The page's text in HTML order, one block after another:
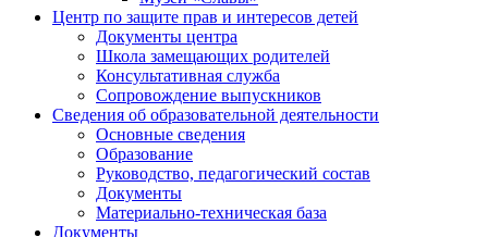
Центр по защите прав и интересов детей
Документы центра
Школа замещающих родителей
Консультативная служба
Сопровождение выпускников
Сведения об образовательной деятельности
Основные сведения
Образование
Руководство, педагогический состав
Документы
Материально-техническая база
Документы